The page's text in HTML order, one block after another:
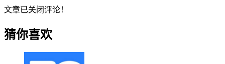
文章已关闭评论！
猜你喜欢